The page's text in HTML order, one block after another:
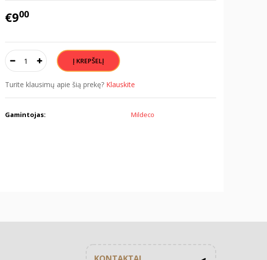
€900
Turite klausimų apie šią prekę? Klauskite
Gamintojas: Mildeco